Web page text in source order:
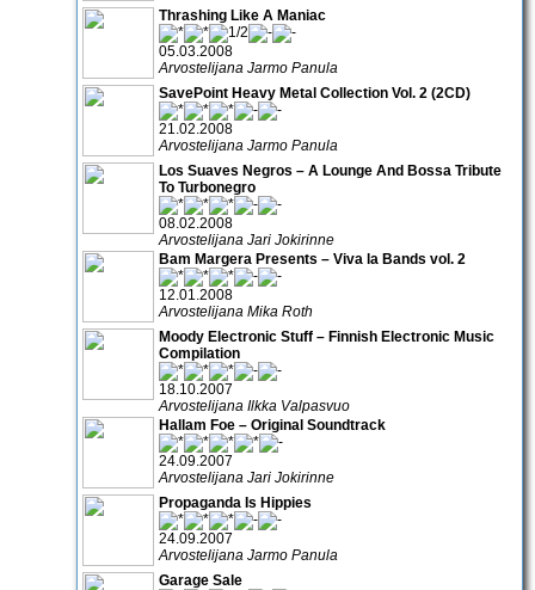
Thrashing Like A Maniac
05.03.2008
Arvostelijana Jarmo Panula
SavePoint Heavy Metal Collection Vol. 2 (2CD)
21.02.2008
Arvostelijana Jarmo Panula
Los Suaves Negros – A Lounge And Bossa Tribute
To Turbonegro
08.02.2008
Arvostelijana Jari Jokirinne
Bam Margera Presents – Viva la Bands vol. 2
12.01.2008
Arvostelijana Mika Roth
Moody Electronic Stuff – Finnish Electronic Music
Compilation
18.10.2007
Arvostelijana Ilkka Valpasvuo
Hallam Foe – Original Soundtrack
24.09.2007
Arvostelijana Jari Jokirinne
Propaganda Is Hippies
24.09.2007
Arvostelijana Jarmo Panula
Garage Sale